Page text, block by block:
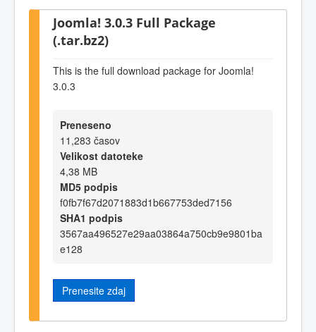
Joomla! 3.0.3 Full Package
(.tar.bz2)
This is the full download package for Joomla!
3.0.3
Preneseno
11,283 časov
Velikost datoteke
4,38 MB
MD5 podpis
f0fb7f67d2071883d1b667753ded7156
SHA1 podpis
3567aa496527e29aa03864a750cb9e9801ba
e128
Prenesite zdaj